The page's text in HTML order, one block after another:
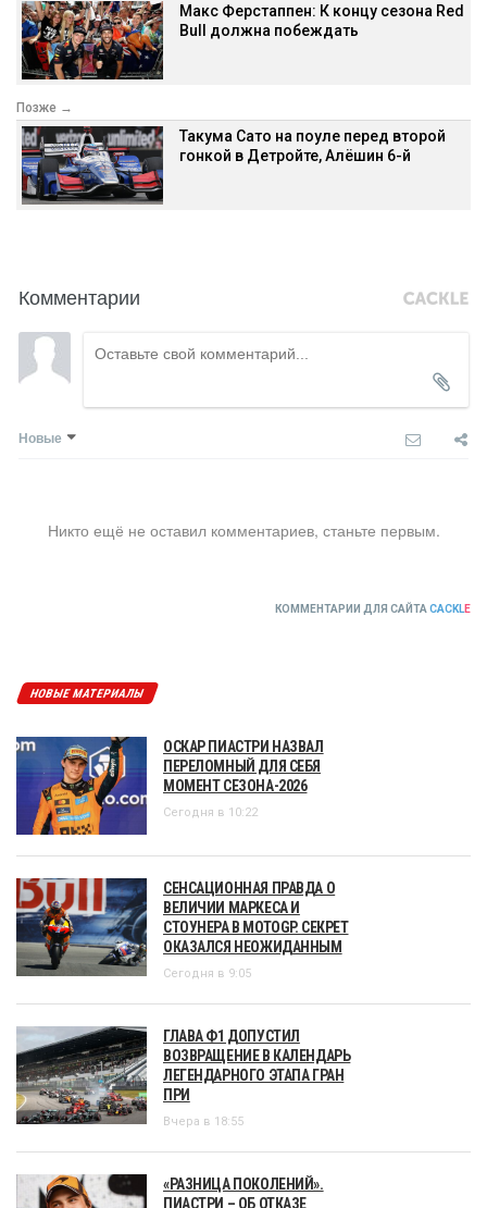
Макс Ферстаппен: К концу сезона Red
Bull должна побеждать
Позже →
Такума Сато на поуле перед второй
гонкой в Детройте, Алёшин 6-й
Комментарии
Новые
Никто ещё не оставил комментариев, станьте первым.
КОММЕНТАРИИ ДЛЯ САЙТА CACKLE
НОВЫЕ МАТЕРИАЛЫ
ОСКАР ПИАСТРИ НАЗВАЛ
ПЕРЕЛОМНЫЙ ДЛЯ СЕБЯ
МОМЕНТ СЕЗОНА-2026
Сегодня в 10:22
СЕНСАЦИОННАЯ ПРАВДА О
ВЕЛИЧИИ МАРКЕСА И
СТОУНЕРА В MOTOGP. СЕКРЕТ
ОКАЗАЛСЯ НЕОЖИДАННЫМ
Сегодня в 9:05
ГЛАВА Ф1 ДОПУСТИЛ
ВОЗВРАЩЕНИЕ В КАЛЕНДАРЬ
ЛЕГЕНДАРНОГО ЭТАПА ГРАН
ПРИ
Вчера в 18:55
«РАЗНИЦА ПОКОЛЕНИЙ».
ПИАСТРИ – ОБ ОТКАЗЕ